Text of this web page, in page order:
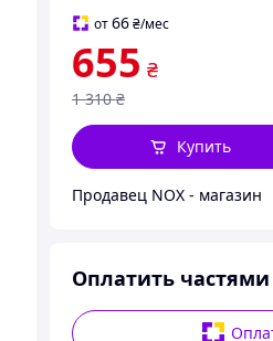
от66 ₴/мес
655 ₴
1 310 ₴
Купить
Продавец NOX - магазин
Оплатить частями